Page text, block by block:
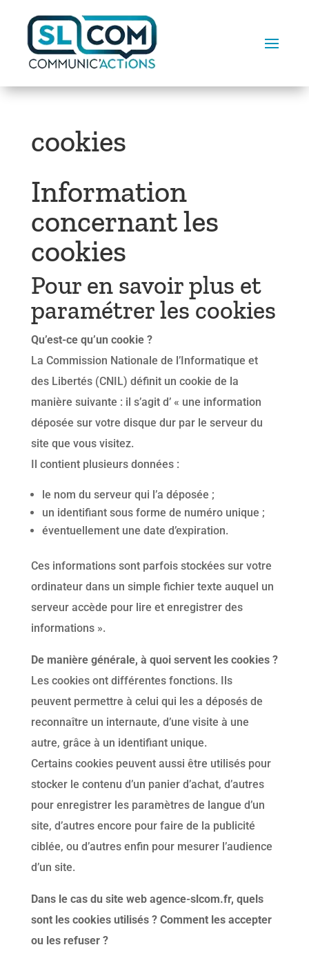
cookies
Information
concernant les
cookies
Pour en savoir plus et
paramétrer les cookies
Qu’est-ce qu’un cookie ?
La Commission Nationale de l’Informatique et
des Libertés (CNIL) définit un cookie de la
manière suivante : il s’agit d’ « une information
déposée sur votre disque dur par le serveur du
site que vous visitez.
Il contient plusieurs données :
le nom du serveur qui l’a déposée ;
un identifiant sous forme de numéro unique ;
éventuellement une date d’expiration.
Ces informations sont parfois stockées sur votre
ordinateur dans un simple fichier texte auquel un
serveur accède pour lire et enregistrer des
informations ».
De manière générale, à quoi servent les cookies ?
Les cookies ont différentes fonctions. Ils
peuvent permettre à celui qui les a déposés de
reconnaître un internaute, d’une visite à une
autre, grâce à un identifiant unique.
Certains cookies peuvent aussi être utilisés pour
stocker le contenu d’un panier d’achat, d’autres
pour enregistrer les paramètres de langue d’un
site, d’autres encore pour faire de la publicité
ciblée, ou d’autres enfin pour mesurer l’audience
d’un site.
Dans le cas du site web agence-slcom.fr, quels
sont les cookies utilisés ? Comment les accepter
ou les refuser ?